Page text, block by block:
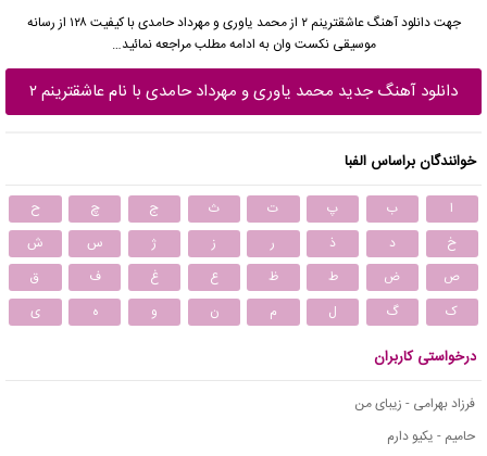
جهت دانلود آهنگ عاشقترینم ۲ از
محمد یاوری ومهرداد حامدی
با کیفیت ۱۲۸ از رسانه
موسیقی نکست وان به ادامه مطلب مراجعه نمائید…
دانلود آهنگ جدید محمد یاوری و مهرداد حامدی با نام عاشقترینم ۲
خوانندگان براساس الفبا
ا ب پ ت ث ج چ
ح
خ
د ذ ر ز ژ س
ش
ص
ض ط ظ ع غ ف
ق
ک
گ ل م ن و ه ی
درخواستی کاربران
فرزاد بهرامی - زیبای من
حامیم - یکیو دارم